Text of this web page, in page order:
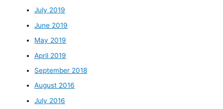
July 2019
June 2019
May 2019
April 2019
September 2018
August 2016
July 2016